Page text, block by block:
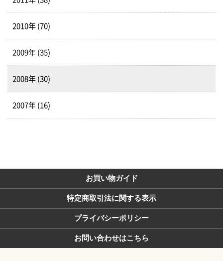
2010年 (70)
2009年 (35)
2008年 (30)
2007年 (16)
お買い物ガイド
特定商取引法に関する表示
プライバシーポリシー
お問い合わせはこちら